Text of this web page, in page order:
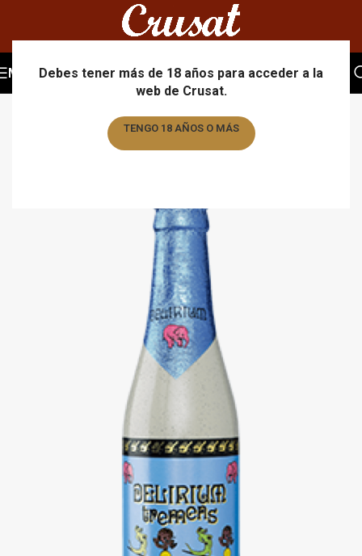
Debes tener más de 18 años para acceder a la
web de Crusat.
TENGO 18 AÑOS O MÁS
MENU